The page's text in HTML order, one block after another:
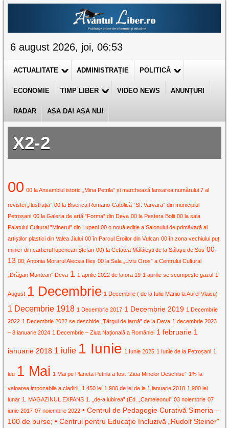
6 august 2026, joi, 06:53
ACTUALITATE ADMINISTRAȚIE POLITICĂ
ECONOMIE TIMP LIBER VIDEO NEWS ANUNȚURI
RADAR AȘA DA! AȘA NU!
X2-2
00 00 la Ansamblul istoric „Mina Petrila” și marchează lansarea numărului 7 al
revistei „Ilustrația” 00 la Biserica Romano-Catolică ”Sf. Varvara” din municipiul
Petroșani 00 la Galeria de artă ”Forma” din Deva 00 la Peștera Bolii 00 la sala
Palatului Cultural ”Minerul” din Lupeni 00 o nouă ediție a Salonului de primăvară al
artiștilor plastici din Valea Jiului 00 în Parcul Eroilor din Vulcan 00 în zona vechiului puț
minier din cartierul lupenean Ștefan 00) la Cetatea Mălăiești de la Sălașu de Sus 00-
13 00; Antonia Morarul Alecsia Ilieș 00 la Sala „Liviu Oros” a Centrului Cultural
„Drăgan Muntean” Deva 1 1 aprilie 2022 de la ora 19 1 aprilie se scumpește gazul 1
August 1 Decembrie 1 Decembrie ( de la Iuliu Maniu la Aurel Vlaicu)
1 Decembrie 1918 1 Decembrie 2017 1 Decembrie 2019 1 Decembrie
2022 1 Decembrie 2022 se deschide „Târgul de iarnă” de la Deva 1 decembrie 2023
– 8 ianuarie 2024 1 Decembrie – Ziua Națională a României 1 februarie 1
ianuarie 2018 1 iulie 1 Iunie 1 Iunie 2025 1 Iunie de la Petroșani 1
leu 1 Mai 1 Mai pe Planeta Petrila a fost ”Ziua Minelor Deschise” 1% la
valoarea impozabila a cladirii. 1.450 lei 1.900 de lei de la 1 ianuarie 2018 1.900 lei
lunar 1. MAGAZINUL EXPANS 1. „de-a iubirea” (Ed. „Cameleonul” 03 noiembrie 07
iunie 2017 07 noiembrie 2022 • Centrul de Pedagogie Curativă Simeria –
100 de burse; • Centrul pentru Educație Incluzivă „Rudolf Steiner”